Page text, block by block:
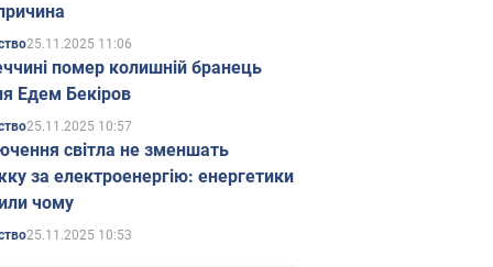
25.11.2025 11:06
помер колишній бранець
Едем Бекіров
25.11.2025 10:57
світла не зменшать
за електроенергію: енергетики
чому
25.11.2025 10:53